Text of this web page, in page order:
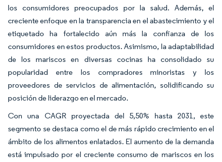
los consumidores preocupados por la salud. Además, el
creciente enfoque en la transparencia en el abastecimiento y el
etiquetado ha fortalecido aún más la confianza de los
consumidores en estos productos. Asimismo, la adaptabilidad
de los mariscos en diversas cocinas ha consolidado su
popularidad entre los compradores minoristas y los
proveedores de servicios de alimentación, solidificando su
posición de liderazgo en el mercado.
Con una CAGR proyectada del 5,50% hasta 2031, este
segmento se destaca como el de más rápido crecimiento en el
ámbito de los alimentos enlatados. El aumento de la demanda
está impulsado por el creciente consumo de mariscos en los